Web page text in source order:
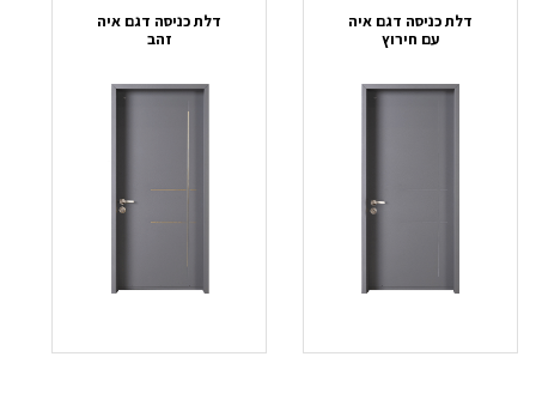
דלת כניסה דגם איה
עם חירוץ
דלת כניסה דגם איה
זהב